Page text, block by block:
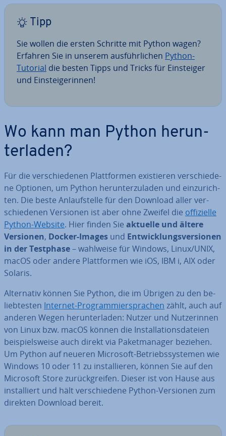
Tipp
Sie wollen die ersten Schritte mit Python wagen?
Erfahren Sie in unserem aus­führ­li­chen Python-
Tutorial die besten Tipps und Tricks für Ein­stei­ger
und Ein­stei­ge­rin­nen!
Wo kann man Python her­un­
ter­la­den?
Für die ver­schie­de­nen Platt­for­men exis­tie­ren ver­schie­de­
ne Optionen, um Python her­un­ter­zu­la­den und ein­zu­rich­
ten. Die beste An­lauf­stel­le für den Download aller ver­
schie­de­nen Versionen ist aber ohne Zweifel die of­fi­zi­el­le
Python-Website. Hier finden Sie aktuelle und ältere
Versionen, Docker-Images und Ent­wick­lungs­ver­sio­nen
in der Testphase– wahlweise für Windows, Linux/UNIX,
macOS oder andere Platt­for­men wie iOS, IBM i, AIX oder
Solaris.
Al­ter­na­tiv können Sie Python, die im Übrigen zu den be­
lieb­tes­ten Internet-Pro­gram­mier­spra­chen zählt, auch auf
anderen Wegen her­un­ter­la­den: Nutzer und Nut­ze­rin­nen
von Linux bzw. macOS können die In­stal­la­ti­ons­da­tei­en
bei­spiels­wei­se auch direkt via Pa­ket­ma­na­ger beziehen.
Um Python auf neueren Microsoft-Be­triebs­sys­te­men wie
Windows 10 oder 11 zu in­stal­lie­ren, können Sie auf den
Microsoft Store zu­rück­grei­fen. Dieser ist von Hause aus
in­stal­liert und hält ver­schie­de­ne Python-Versionen zum
direkten Download bereit.